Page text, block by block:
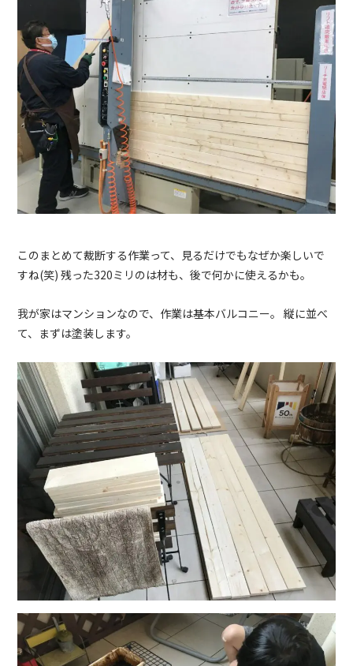
このまとめて裁断する作業って、見るだけでもなぜか楽しいで
すね(笑) 残った320ミリのは材も、後で何かに使えるかも。
我が家はマンションなので、作業は基本バルコニー。 縦に並べ
て、まずは塗装します。